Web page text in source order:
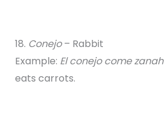
18. Conejo– Rabbit
Example: El conejo come
eats carrots.